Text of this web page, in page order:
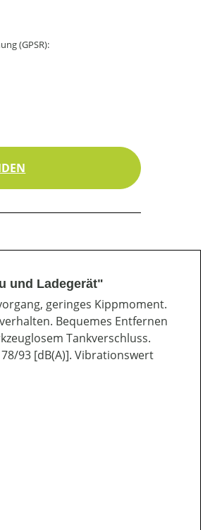
(GPSR):
und Ladegerät"
geringes Kippmoment.
Bequemes Entfernen
Tankverschluss.
93 [dB(A)]. Vibrationswert